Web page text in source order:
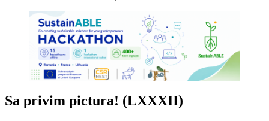
Sa privim pictura! (LXXXII)